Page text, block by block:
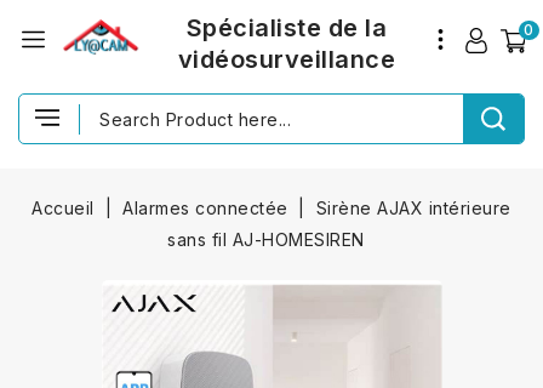
0
Spécialiste de la
vidéosurveillance
Accueil Alarmes connectée
Sirène AJAX intérieure
sans fil AJ-HOMESIREN